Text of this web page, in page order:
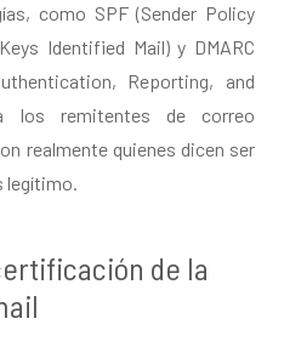
como SPF (Sender Policy
Identified Mail) y DMARC
Reporting, and
los remitentes de correo
realmente quienes dicen ser
legítimo.
de la